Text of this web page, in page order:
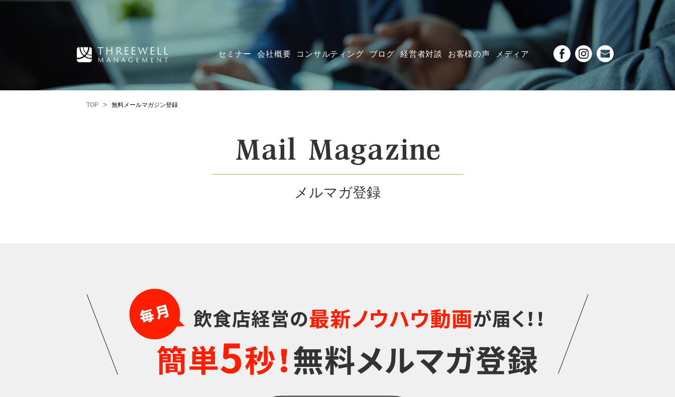
セミナー 会社概要 コンサルティング ブログ 経営者対談 お客様の声 メディア
TOP 無料メールマガジン登録
メルマガ登録